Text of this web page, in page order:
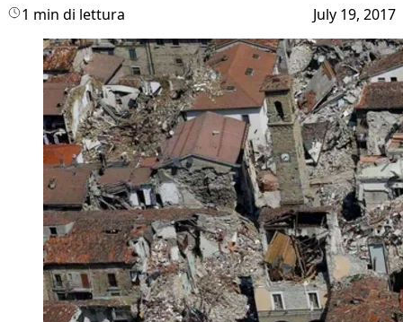
1 min di lettura July 19, 2017